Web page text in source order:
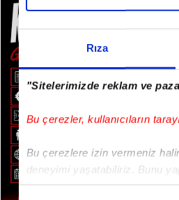
Rıza
"Sitelerimizde reklam ve
Bu çerezler, kullanıcıların
Bu çerezlere izin vermeniz
deneyimi yaşatabiliriz. Bunu
içerikleri sunabilmek adına